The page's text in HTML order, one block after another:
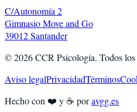
C/Autonomía 2
Gimnasio Move and Go
39012 Santander
©2026CCR Psicología. Todos los
Aviso legalPrivacidadTérminos
Hecho con ❤️ y ☕ poravgg.es